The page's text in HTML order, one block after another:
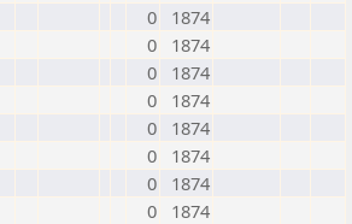
0
1874
0
1874
0
1874
0
1874
0
1874
0
1874
0
1874
0
1874